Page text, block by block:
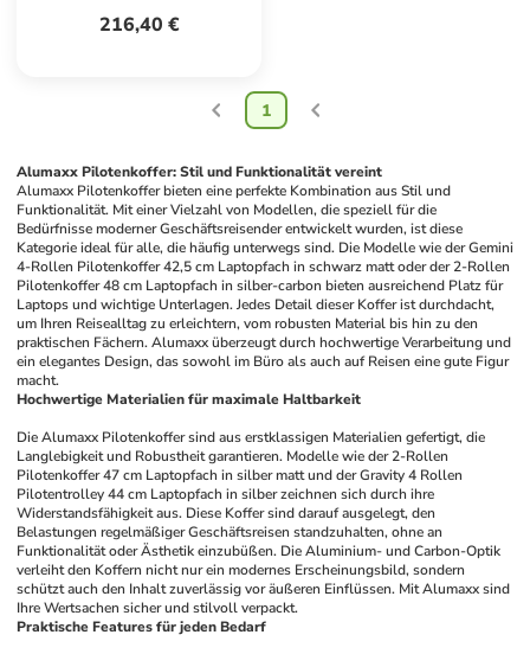
216,40 €
1
Alumaxx Pilotenkoffer: Stil und Funktionalität vereint
Alumaxx Pilotenkoffer bieten eine perfekte Kombination aus Stil und
Funktionalität. Mit einer Vielzahl von Modellen, die speziell für die
Bedürfnisse moderner Geschäftsreisender entwickelt wurden, ist diese
Kategorie ideal für alle, die häufig unterwegs sind. Die Modelle wie der Gemini
4-Rollen Pilotenkoffer 42,5 cm Laptopfach in schwarz matt oder der 2-Rollen
Pilotenkoffer 48 cm Laptopfach in silber-carbon bieten ausreichend Platz für
Laptops und wichtige Unterlagen. Jedes Detail dieser Koffer ist durchdacht,
um Ihren Reisealltag zu erleichtern, vom robusten Material bis hin zu den
praktischen Fächern. Alumaxx überzeugt durch hochwertige Verarbeitung und
ein elegantes Design, das sowohl im Büro als auch auf Reisen eine gute Figur
macht.
Hochwertige Materialien für maximale Haltbarkeit
Die Alumaxx Pilotenkoffer sind aus erstklassigen Materialien gefertigt, die
Langlebigkeit und Robustheit garantieren. Modelle wie der 2-Rollen
Pilotenkoffer 47 cm Laptopfach in silber matt und der Gravity 4 Rollen
Pilotentrolley 44 cm Laptopfach in silber zeichnen sich durch ihre
Widerstandsfähigkeit aus. Diese Koffer sind darauf ausgelegt, den
Belastungen regelmäßiger Geschäftsreisen standzuhalten, ohne an
Funktionalität oder Ästhetik einzubüßen. Die Aluminium- und Carbon-Optik
verleiht den Koffern nicht nur ein modernes Erscheinungsbild, sondern
schützt auch den Inhalt zuverlässig vor äußeren Einflüssen. Mit Alumaxx sind
Ihre Wertsachen sicher und stilvoll verpackt.
Praktische Features für jeden Bedarf